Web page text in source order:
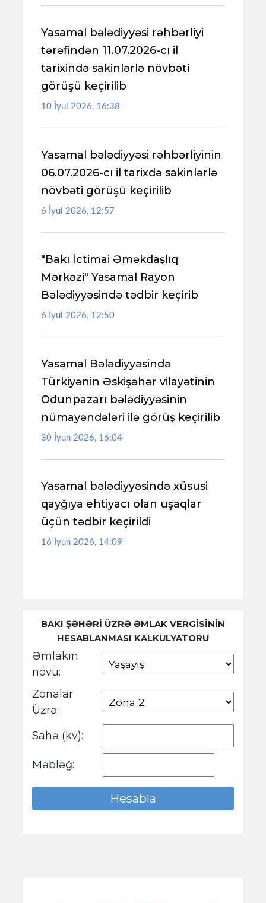
Yasamal bələdiyyəsi rəhbərliyi
tərəfindən 11.07.2026-cı il
tarixində sakinlərlə növbəti
görüşü keçirilib
10 İyul 2026, 16:38
Yasamal bələdiyyəsi rəhbərliyinin
06.07.2026-cı il tarixdə sakinlərlə
növbəti görüşü keçirilib
6 İyul 2026, 12:57
"Bakı İctimai Əməkdaşlıq
Mərkəzi" Yasamal Rayon
Bələdiyyəsində tədbir keçirib
6 İyul 2026, 12:50
Yasamal Bələdiyyəsində
Türkiyənin Əskişəhər vilayətinin
Odunpazarı bələdiyyəsinin
nümayəndələri ilə görüş keçirilib
30 İyun 2026, 16:04
Yasamal bələdiyyəsində xüsusi
qayğıya ehtiyacı olan uşaqlar
üçün tədbir keçirildi
16 İyun 2026, 14:09
BAKI ŞƏHƏRİ ÜZRƏ ƏMLAK VERGİSİNİN
HESABLANMASI KALKULYATORU
Əmlakın
növü:
Zonalar
Üzrə:
Sahə (kv):
Məbləğ: